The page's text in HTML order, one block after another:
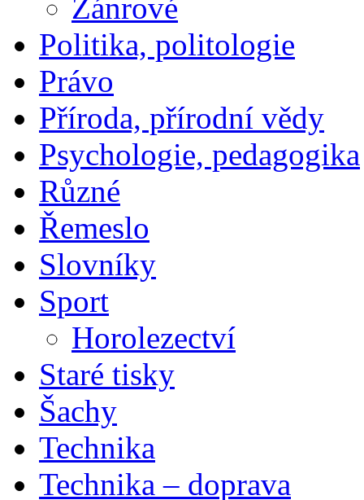
Žánrové
Politika, politologie
Právo
Příroda, přírodní vědy
Psychologie, pedagogika
Různé
Řemeslo
Slovníky
Sport
Horolezectví
Staré tisky
Šachy
Technika
Technika – doprava